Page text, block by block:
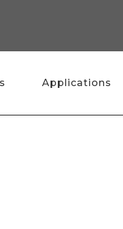
Applications